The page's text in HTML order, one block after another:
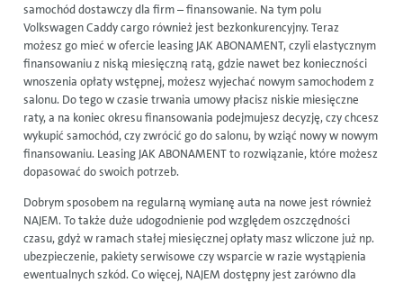
samochód dostawczy dla firm – finansowanie. Na tym polu
Volkswagen Caddy cargo również jest bezkonkurencyjny. Teraz
możesz go mieć w ofercie leasing JAK ABONAMENT, czyli elastycznym
finansowaniu z niską miesięczną ratą, gdzie nawet bez konieczności
wnoszenia opłaty wstępnej, możesz wyjechać nowym samochodem z
salonu. Do tego w czasie trwania umowy płacisz niskie miesięczne
raty, a na koniec okresu finansowania podejmujesz decyzję, czy chcesz
wykupić samochód, czy zwrócić go do salonu, by wziąć nowy w nowym
finansowaniu. Leasing JAK ABONAMENT to rozwiązanie, które możesz
dopasować do swoich potrzeb.
Dobrym sposobem na regularną wymianę auta na nowe jest również
NAJEM. To także duże udogodnienie pod względem oszczędności
czasu, gdyż w ramach stałej miesięcznej opłaty masz wliczone już np.
ubezpieczenie, pakiety serwisowe czy wsparcie w razie wystąpienia
ewentualnych szkód. Co więcej, NAJEM dostępny jest zarówno dla